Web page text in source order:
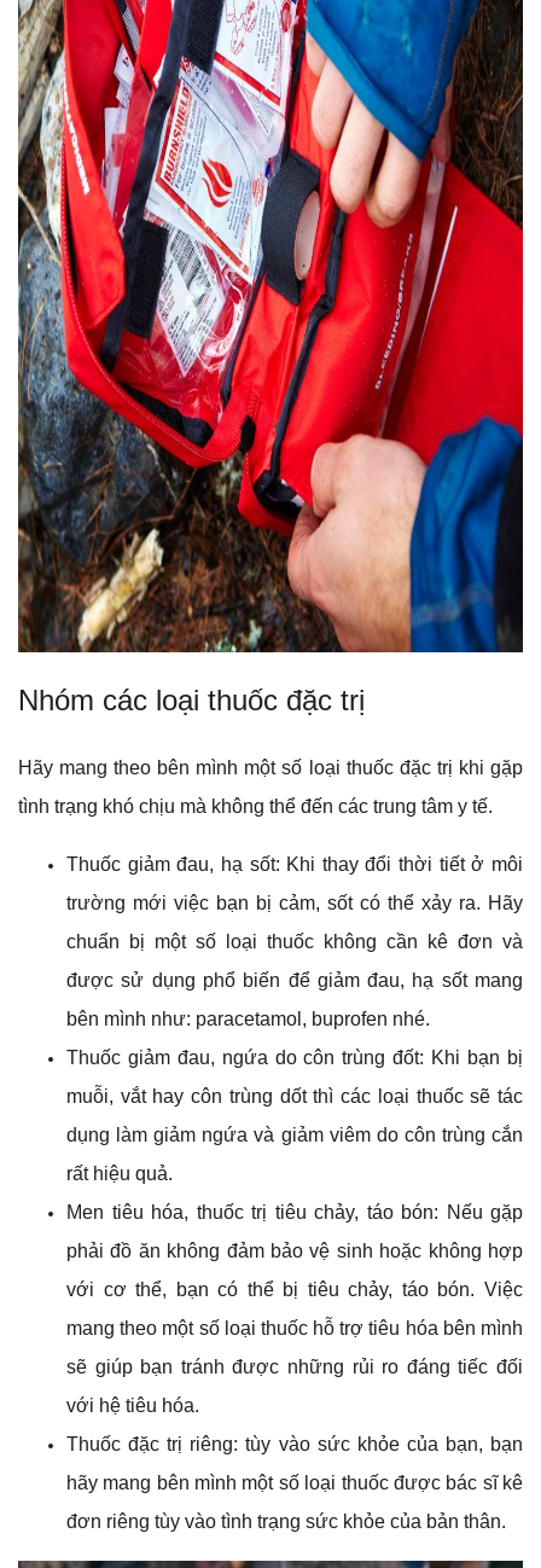
Nhóm các loại thuốc đặc trị
Hãy mang theo bên mình một số loại thuốc đặc trị khi gặp
tình trạng khó chịu mà không thể đến các trung tâm y tế.
Thuốc giảm đau, hạ sốt: Khi thay đổi thời tiết ở môi
trường mới việc bạn bị cảm, sốt có thể xảy ra. Hãy
chuẩn bị một số loại thuốc không cần kê đơn và
được sử dụng phổ biến để giảm đau, hạ sốt mang
bên mình như: paracetamol, buprofen nhé.
Thuốc giảm đau, ngứa do côn trùng đốt: Khi bạn bị
muỗi, vắt hay côn trùng dốt thì các loại thuốc sẽ tác
dụng làm giảm ngứa và giảm viêm do côn trùng cắn
rất hiệu quả.
Men tiêu hóa, thuốc trị tiêu chảy, táo bón: Nếu gặp
phải đồ ăn không đảm bảo vệ sinh hoặc không hợp
với cơ thể, bạn có thể bị tiêu chảy, táo bón. Việc
mang theo một số loại thuốc hỗ trợ tiêu hóa bên mình
sẽ giúp bạn tránh được những rủi ro đáng tiếc đối
với hệ tiêu hóa.
Thuốc đặc trị riêng: tùy vào sức khỏe của bạn, bạn
hãy mang bên mình một số loại thuốc được bác sĩ kê
đơn riêng tùy vào tình trạng sức khỏe của bản thân.